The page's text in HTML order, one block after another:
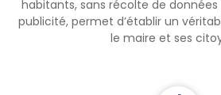
habitants, sans récolte de données
publicité, permet d’établir un
le maire et ses